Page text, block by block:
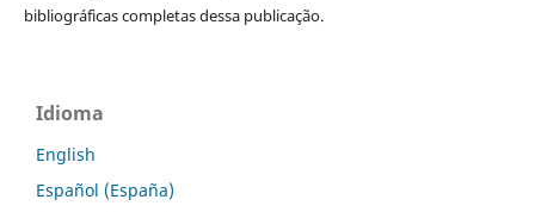
bibliográficas completas dessa publicação.
Idioma
English
Español (España)